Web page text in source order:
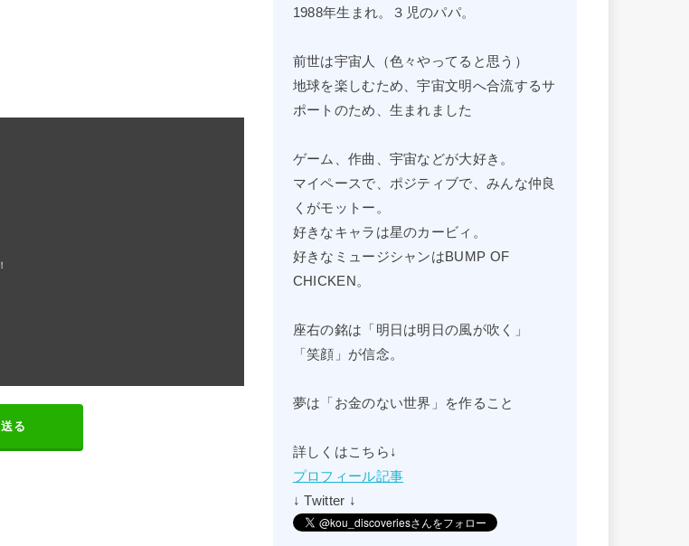
送る
1988年生まれ。３児のパパ。
前世は宇宙人（色々やってると思う）
地球を楽しむため、宇宙文明へ合流するサ
ポートのため、生まれました
ゲーム、作曲、宇宙などが大好き。
マイペースで、ポジティブで、みんな仲良
くがモットー。
好きなキャラは星のカービィ。
好きなミュージシャンはBUMP OF
CHICKEN。
座右の銘は「明日は明日の風が吹く」
「笑顔」が信念。
夢は「お金のない世界」を作ること
詳しくはこちら↓
プロフィール記事
↓ Twitter ↓